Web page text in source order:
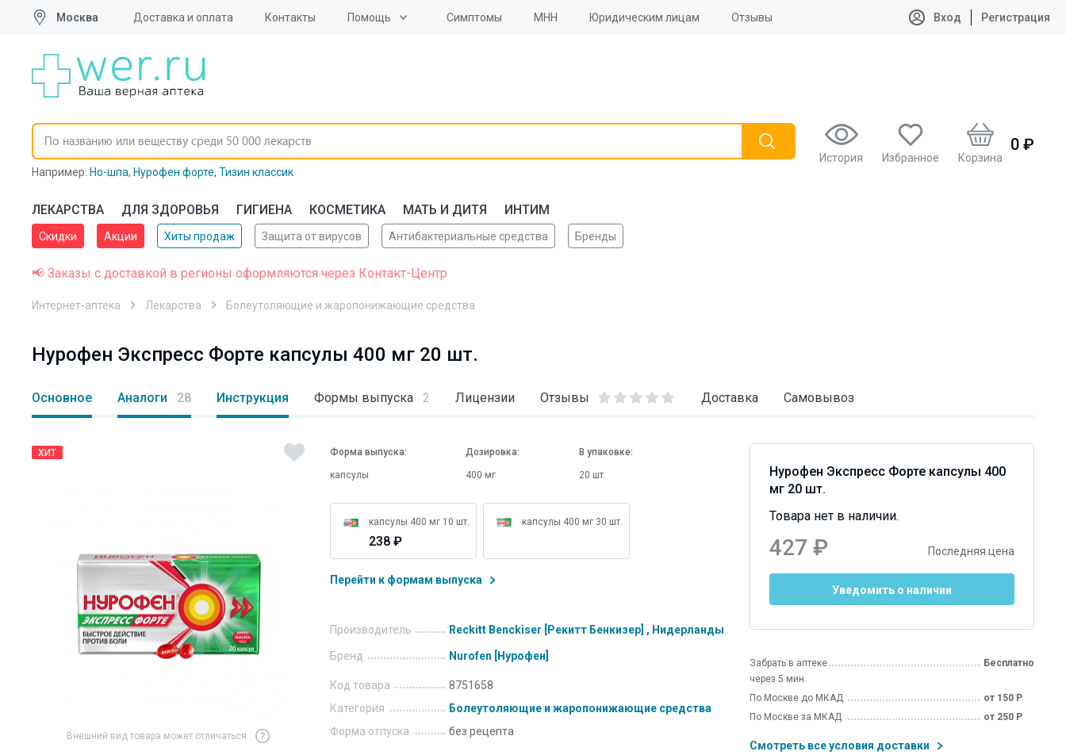
Москва Доставка и оплата Контакты Помощь Симптомы МНН Юридическим лицам Отзывы Вход Регистрация
История Избранное Корзина
0 ₽
Например: Но-шпа, Нурофен форте, Тизин классик
ЛЕКАРСТВА ДЛЯ ЗДОРОВЬЯ ГИГИЕНА КОСМЕТИКА МАТЬ И ДИТЯ ИНТИМ
Скидки Акции Хиты продаж Защита от вирусов Антибактериальные средства Бренды
📢 Заказы с доставкой в регионы оформляются через Контакт-Центр
Интернет-аптека Лекарства Болеутоляющие и жаропонижающие средства
Нурофен Экспресс Форте капсулы 400 мг 20 шт.
Основное Аналоги 28 Инструкция Формы выпуска 2 Лицензии Отзывы Доставка Самовывоз
ХИТ
Внешний вид товара может отличаться
Нурофен Экспресс Форте капсулы 400
мг 20 шт.
Товара нет в наличии.
427 ₽ Последняя цена
Уведомить о наличии
Забрать в аптеке
через 5 мин.
Бесплатно
По Москве до МКАД
от 150 Р
По Москве за МКАД
от 250 Р
Смотреть все условия доставки
Форма выпуска:
капсулы
Дозировка:
400 мг
В упаковке:
20 шт.
капсулы 400 мг 10 шт.
238 ₽
капсулы 400 мг 30 шт.
Перейти к формам выпуска
Производитель Reckitt Benckiser [Рекитт Бенкизер] , Нидерланды
Бренд Nurofen [Нурофен]
Код товара
8751658
Категория
Болеутоляющие и жаропонижающие средства
Форма отпуска
без рецепта